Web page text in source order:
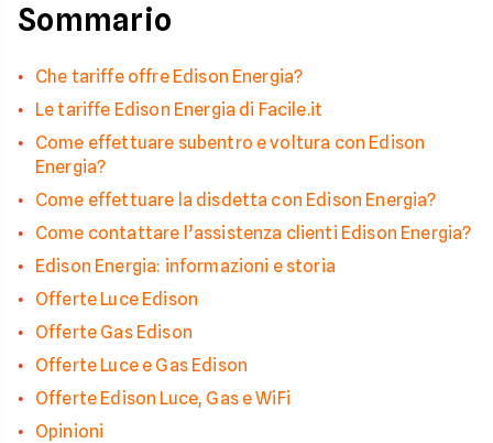
Sommario
Che tariffe offre Edison Energia?
Le tariffe Edison Energia di Facile.it
Come effettuare subentro e voltura con Edison
Energia?
Come effettuare la disdetta con Edison Energia?
Come contattare l’assistenza clienti Edison Energia?
Edison Energia: informazioni e storia
Offerte Luce Edison
Offerte Gas Edison
Offerte Luce e Gas Edison
Offerte Edison Luce, Gas e WiFi
Opinioni